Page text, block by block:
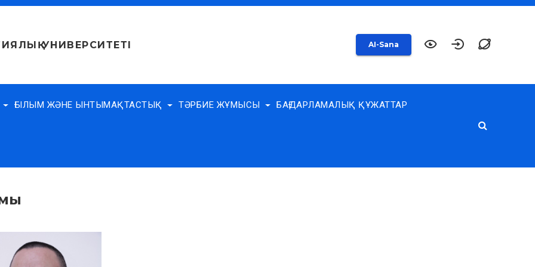
УНИВЕРСИТЕТІ
AI-Sana
ҒЫЛЫМ ЖӘНЕ ЫНТЫМАҚТАСТЫҚ ТӘРБИЕ ЖҰМЫСЫ БАҒДАРЛАМАЛЫҚ ҚҰЖАТТАР